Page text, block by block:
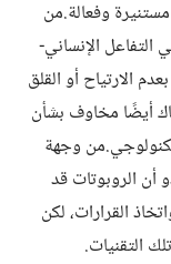
وفعالة.من
التفاعل الإنساني-
الارتياح أو القلق
أيضًا مخاوف بشأن
وجهة
الروبوتات قد
القرارات، لكن
التقنيات.